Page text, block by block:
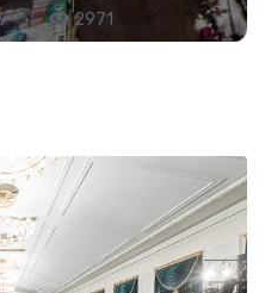
• 2971